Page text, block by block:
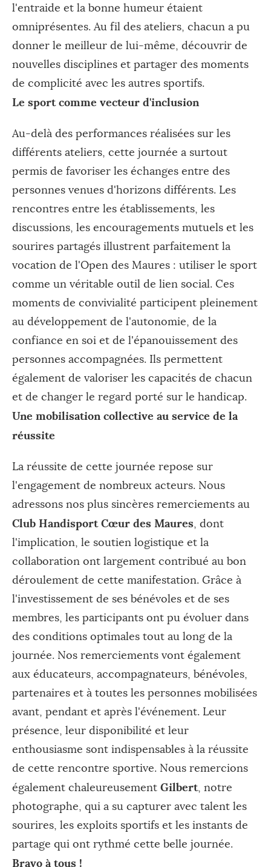
l'entraide et la bonne humeur étaient
omniprésentes. Au fil des ateliers, chacun a pu
donner le meilleur de lui-même, découvrir de
nouvelles disciplines et partager des moments
de complicité avec les autres sportifs.
Le sport comme vecteur d'inclusion
Au-delà des performances réalisées sur les
différents ateliers, cette journée a surtout
permis de favoriser les échanges entre des
personnes venues d'horizons différents. Les
rencontres entre les établissements, les
discussions, les encouragements mutuels et les
sourires partagés illustrent parfaitement la
vocation de l'Open des Maures : utiliser le sport
comme un véritable outil de lien social. Ces
moments de convivialité participent pleinement
au développement de l'autonomie, de la
confiance en soi et de l'épanouissement des
personnes accompagnées. Ils permettent
également de valoriser les capacités de chacun
et de changer le regard porté sur le handicap.
Une mobilisation collective au service de la
réussite
La réussite de cette journée repose sur
l'engagement de nombreux acteurs. Nous
adressons nos plus sincères remerciements au
Club Handisport Cœur des Maures, dont
l'implication, le soutien logistique et la
collaboration ont largement contribué au bon
déroulement de cette manifestation. Grâce à
l'investissement de ses bénévoles et de ses
membres, les participants ont pu évoluer dans
des conditions optimales tout au long de la
journée. Nos remerciements vont également
aux éducateurs, accompagnateurs, bénévoles,
partenaires et à toutes les personnes mobilisées
avant, pendant et après l'événement. Leur
présence, leur disponibilité et leur
enthousiasme sont indispensables à la réussite
de cette rencontre sportive. Nous remercions
également chaleureusement Gilbert, notre
photographe, qui a su capturer avec talent les
sourires, les exploits sportifs et les instants de
partage qui ont rythmé cette belle journée.
Bravo à tous !